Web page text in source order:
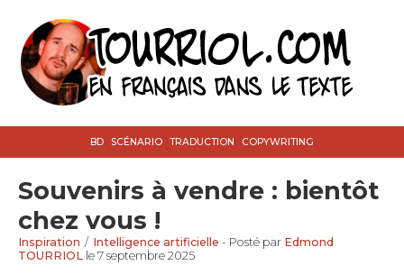
BD SCÉNARIO TRADUCTION COPYWRITING
Souvenirs à vendre : bientôt
chez vous !
Inspiration / Intelligence artificielle - Posté par Edmond
TOURRIOL le 7 septembre 2025